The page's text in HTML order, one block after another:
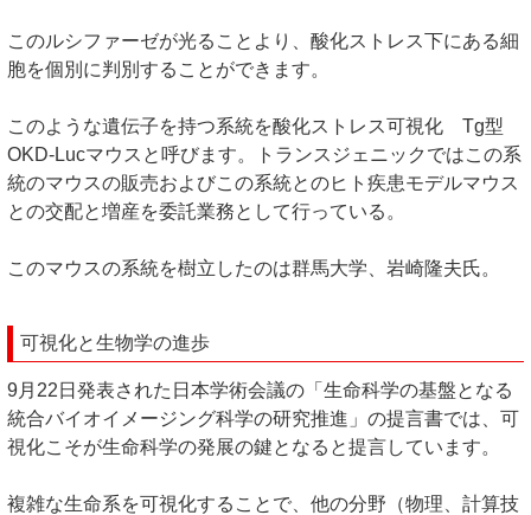
このルシファーゼが光ることより、酸化ストレス下にある細
胞を個別に判別することができます。
このような遺伝子を持つ系統を酸化ストレス可視化 Tg型
OKD-Lucマウスと呼びます。トランスジェニックではこの系
統のマウスの販売およびこの系統とのヒト疾患モデルマウス
との交配と増産を委託業務として行っている。
このマウスの系統を樹立したのは群馬大学、岩崎隆夫氏。
可視化と生物学の進歩
9月22日発表された日本学術会議の「生命科学の基盤となる
統合バイオイメージング科学の研究推進」の提言書では、可
視化こそが生命科学の発展の鍵となると提言しています。
複雑な生命系を可視化することで、他の分野（物理、計算技